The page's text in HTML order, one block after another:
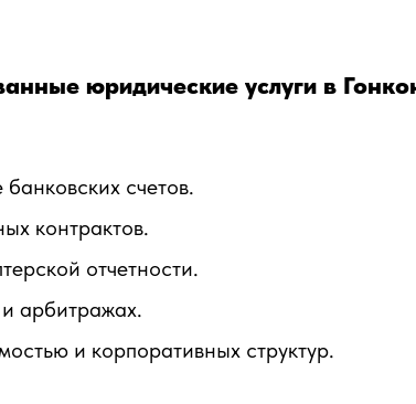
счетов.
контрактов.
отчетности.
арбитражах.
и корпоративных структур.
юридические услуги в